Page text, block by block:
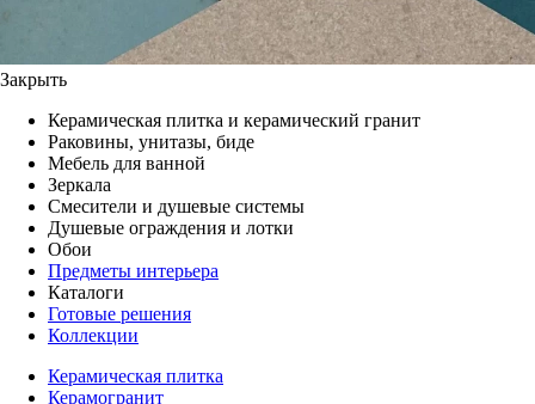
Закрыть
Керамическая плитка и керамический гранит
Раковины, унитазы, биде
Мебель для ванной
Зеркала
Смесители и душевые системы
Душевые ограждения и лотки
Обои
Предметы интерьера
Каталоги
Готовые решения
Коллекции
Керамическая плитка
Керамогранит